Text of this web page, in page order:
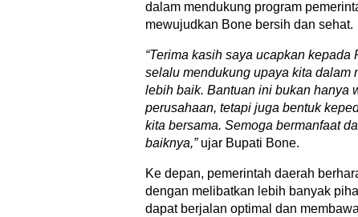
dalam mendukung program
mewujudkan Bone bersih dan sehat.
“Terima kasih saya ucapkan
selalu mendukung upaya kita dalam
lebih baik. Bantuan ini bukan hanya
perusahaan, tetapi juga bentuk
kita bersama. Semoga bermanfaat
baiknya,”ujar Bupati Bone.
Ke depan, pemerintah daerah
dengan melibatkan lebih banyak
dapat berjalan optimal dan